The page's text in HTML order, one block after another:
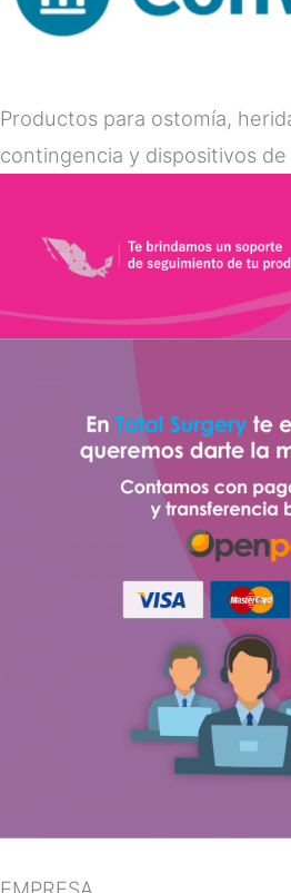
Productos para ostomía,
contingencia y dispositivos de